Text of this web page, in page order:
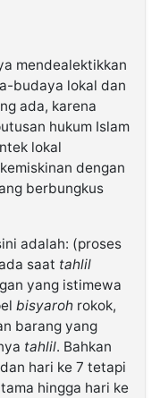
mendealektikkan
budaya lokal dan
ada, karena
hukum Islam
lokal
dengan
berbungkus
adalah: (proses
saat tahlil
yang istimewa
bisyaroh rokok,
barang yang
tahlil. Bahkan
hari ke 7 tetapi
hingga hari ke